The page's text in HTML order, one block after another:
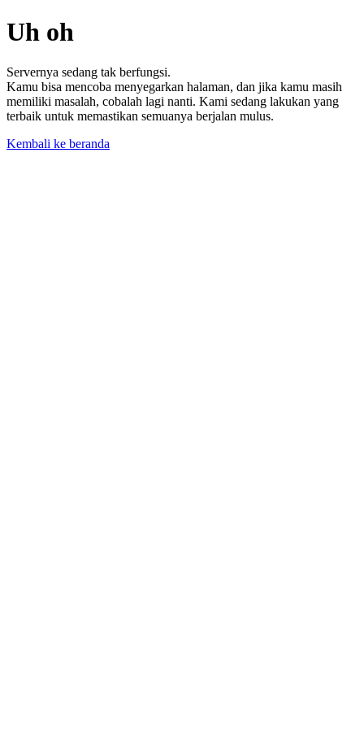
Uh oh
Servernya sedang tak berfungsi.
Kamu bisa mencoba menyegarkan halaman, dan jika kamu masih
memiliki masalah, cobalah lagi nanti. Kami sedang lakukan yang
terbaik untuk memastikan semuanya berjalan mulus.
Kembali ke beranda